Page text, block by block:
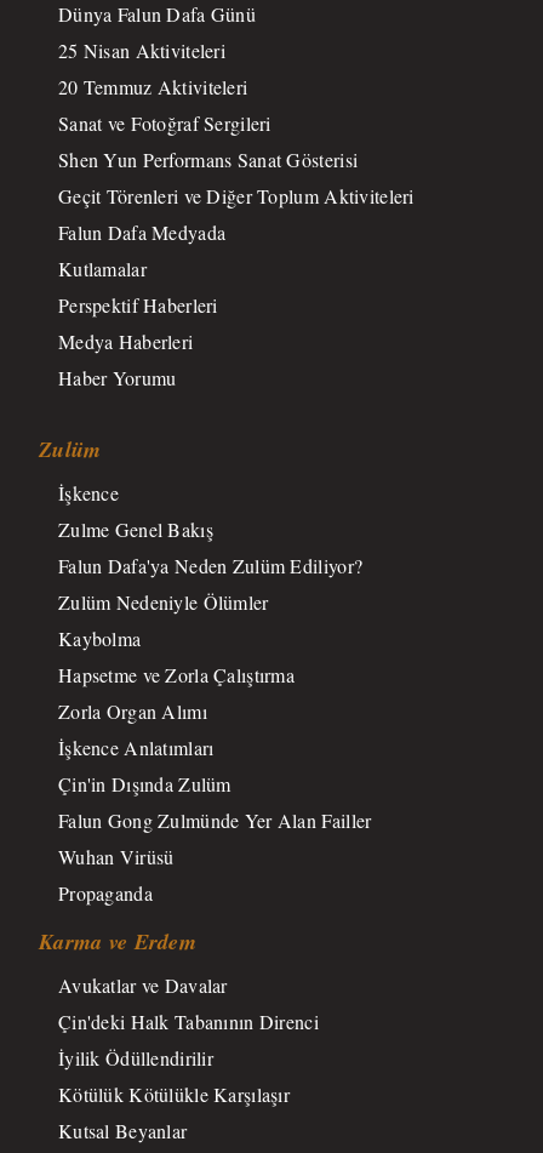
Dünya Falun Dafa Günü
25 Nisan Aktiviteleri
20 Temmuz Aktiviteleri
Sanat ve Fotoğraf Sergileri
Shen Yun Performans Sanat Gösterisi
Geçit Törenleri ve Diğer Toplum Aktiviteleri
Falun Dafa Medyada
Kutlamalar
Perspektif Haberleri
Medya Haberleri
Haber Yorumu
Zulüm
İşkence
Zulme Genel Bakış
Falun Dafa'ya Neden Zulüm Ediliyor?
Zulüm Nedeniyle Ölümler
Kaybolma
Hapsetme ve Zorla Çalıştırma
Zorla Organ Alımı
İşkence Anlatımları
Çin'in Dışında Zulüm
Falun Gong Zulmünde Yer Alan Failler
Wuhan Virüsü
Propaganda
Karma ve Erdem
Avukatlar ve Davalar
Çin'deki Halk Tabanının Direnci
İyilik Ödüllendirilir
Kötülük Kötülükle Karşılaşır
Kutsal Beyanlar